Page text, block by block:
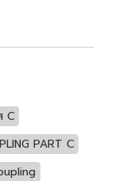
C
PART C